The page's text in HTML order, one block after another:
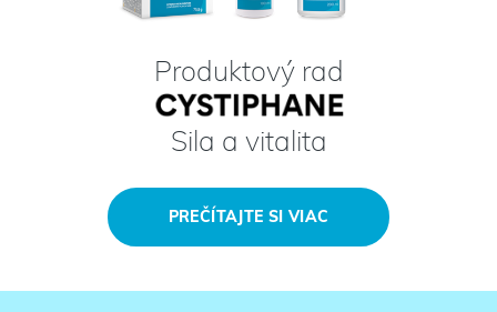
Produktový rad
Sila a vitalita
PREČÍTAJTE SI VIAC